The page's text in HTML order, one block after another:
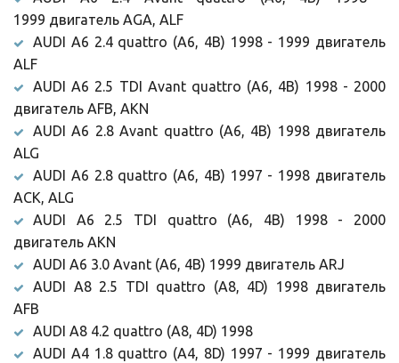
1999 двигатель AGA, ALF
AUDI A6 2.4 quattro (A6, 4B) 1998 - 1999 двигатель
ALF
AUDI A6 2.5 TDI Avant quattro (A6, 4B) 1998 - 2000
двигатель AFB, AKN
AUDI A6 2.8 Avant quattro (A6, 4B) 1998 двигатель
ALG
AUDI A6 2.8 quattro (A6, 4B) 1997 - 1998 двигатель
ACK, ALG
AUDI A6 2.5 TDI quattro (A6, 4B) 1998 - 2000
двигатель AKN
AUDI A6 3.0 Avant (A6, 4B) 1999 двигатель ARJ
AUDI A8 2.5 TDI quattro (A8, 4D) 1998 двигатель
AFB
AUDI A8 4.2 quattro (A8, 4D) 1998
AUDI A4 1.8 quattro (A4, 8D) 1997 - 1999 двигатель